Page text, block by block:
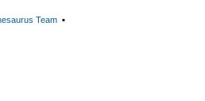
Team ▪